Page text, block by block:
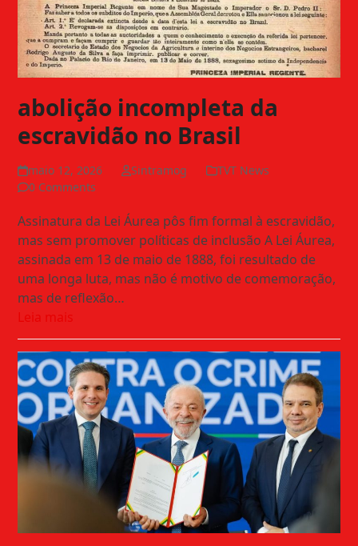
abolição incompleta da
escravidão no Brasil
maio 12, 2026 Sintramog
TVT News
0 Comments
Assinatura da Lei Áurea pôs fim formal à escravidão,
mas sem promover políticas de inclusão A Lei Áurea,
assinada em 13 de maio de 1888, foi resultado de
uma longa luta, mas não é motivo de comemoração,
mas de reflexão…
Leia mais